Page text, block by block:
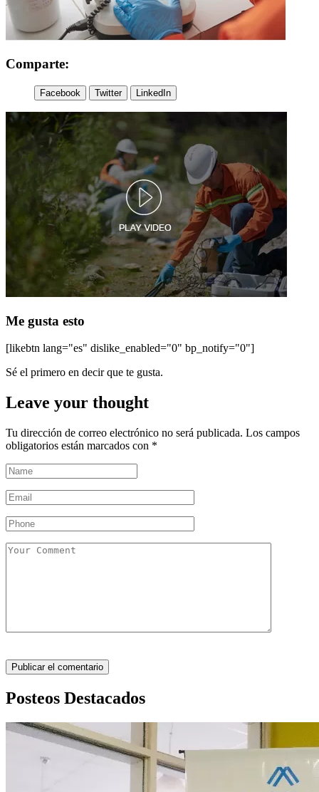
Comparte:
Facebook Twitter LinkedIn
Me gusta esto
[likebtn lang="es" dislike_enabled="0" bp_notify="0"]
Sé el primero en decir que te gusta.
Leave your thought
Tu dirección de correo electrónico no será publicada. Los campos
obligatorios están marcados con *
Posteos Destacados